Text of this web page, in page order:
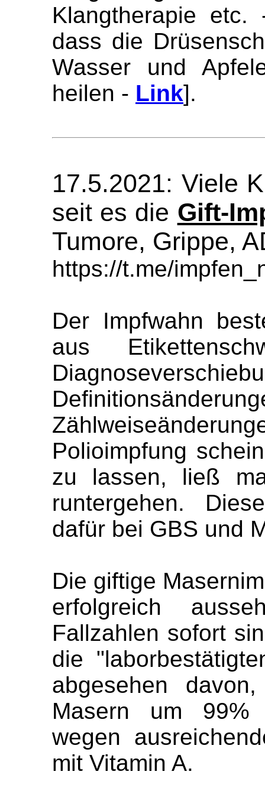
Klangtherapie
dass die
Wasser und
heilen - Link].
17.5.2021: Viele
seit es die Gift-
Tumore, Grippe,
https://t.me/
Der Impfwahn
aus
Polioimpfung
zu lassen, ließ
runtergehen.
dafür bei GBS und
Die giftige
erfolgreich
Fallzahlen sofort
die
abgesehen
Masern um 99%
wegen
mit Vitamin A.